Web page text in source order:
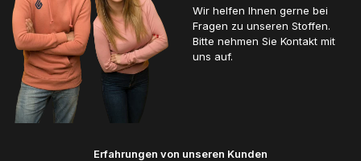
Wir helfen Ihnen gerne bei
Fragen zu unseren Stoffen.
Bitte nehmen Sie Kontakt mit
uns auf.
Erfahrungen von unseren Kunden